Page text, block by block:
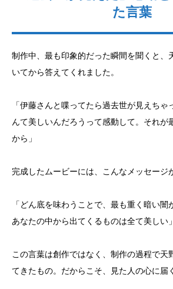
た言葉
制作中、最も印象的だった瞬間を聞くと、
いてから答えてくれました。
「伊藤さんと喋ってたら過去世が見えちゃ
んて美しいんだろうって感動して。それが
から」
完成したムービーには、こんなメッセージ
「どん底を味わうことで、最も重く暗い闇
あなたの中から出てくるものは全て美しい」
この言葉は創作ではなく、制作の過程で天
てきたもの。だからこそ、見た人の心に届